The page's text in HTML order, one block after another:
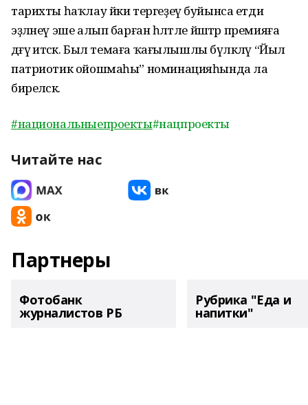
тарихты һаҡлау йки тергеҙеү буйынса етди
эҙләнеү эше алып барған һәләтле йәштәр премияға
дәғүә итәсәк. Был темаға ҡағылышлы бүләкләү “Йыл
патриотик ойошмаһы” номинацияһында ла
биреләсәк.
#национальныепроекты#нацпроекты
Читайте нас
Партнеры
Фотобанк
журналистов РБ
Рубрика "Еда и
напитки"